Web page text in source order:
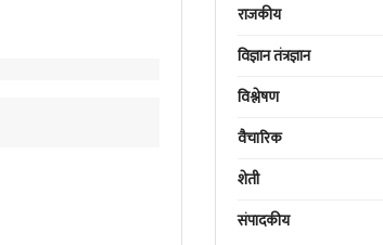
राजकीय
विज्ञान तंत्रज्ञान
विश्लेषण
वैचारिक
शेती
संपादकीय